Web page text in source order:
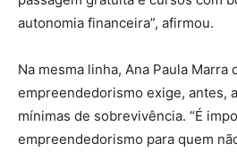
autonomia financeira”, afirmou.
Na mesma linha, Ana Paula Marra
empreendedorismo exige, antes,
mínimas de sobrevivência. “É
empreendedorismo para quem